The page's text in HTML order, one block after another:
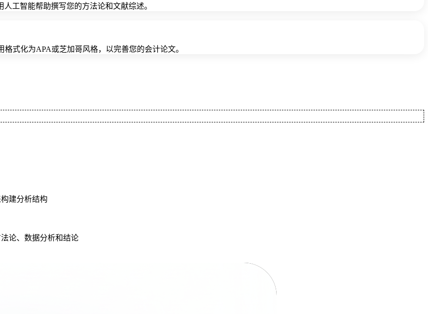
工智能帮助撰写您的方法论和文献综述。
式化为APA或芝加哥风格，以完善您的会计论文。
建分析结构
论、数据分析和结论